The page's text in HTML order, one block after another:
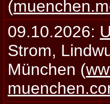
(
09.10.2026:
Strom,
München (